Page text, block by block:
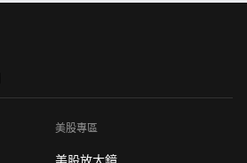
美股專區
美股放大鏡